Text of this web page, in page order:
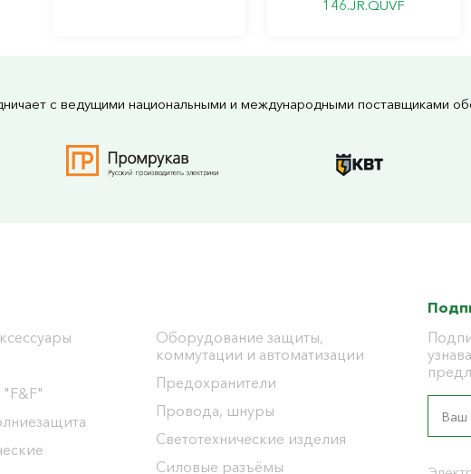
146.JR.QUVF
с ведущими национальными и международными поставщиками
"F&F"
Оборудование защиты,
коммутации и автоматизации
Предохранители
Провода, шнуры
Светотехнические изделия
Силовые разъёмы